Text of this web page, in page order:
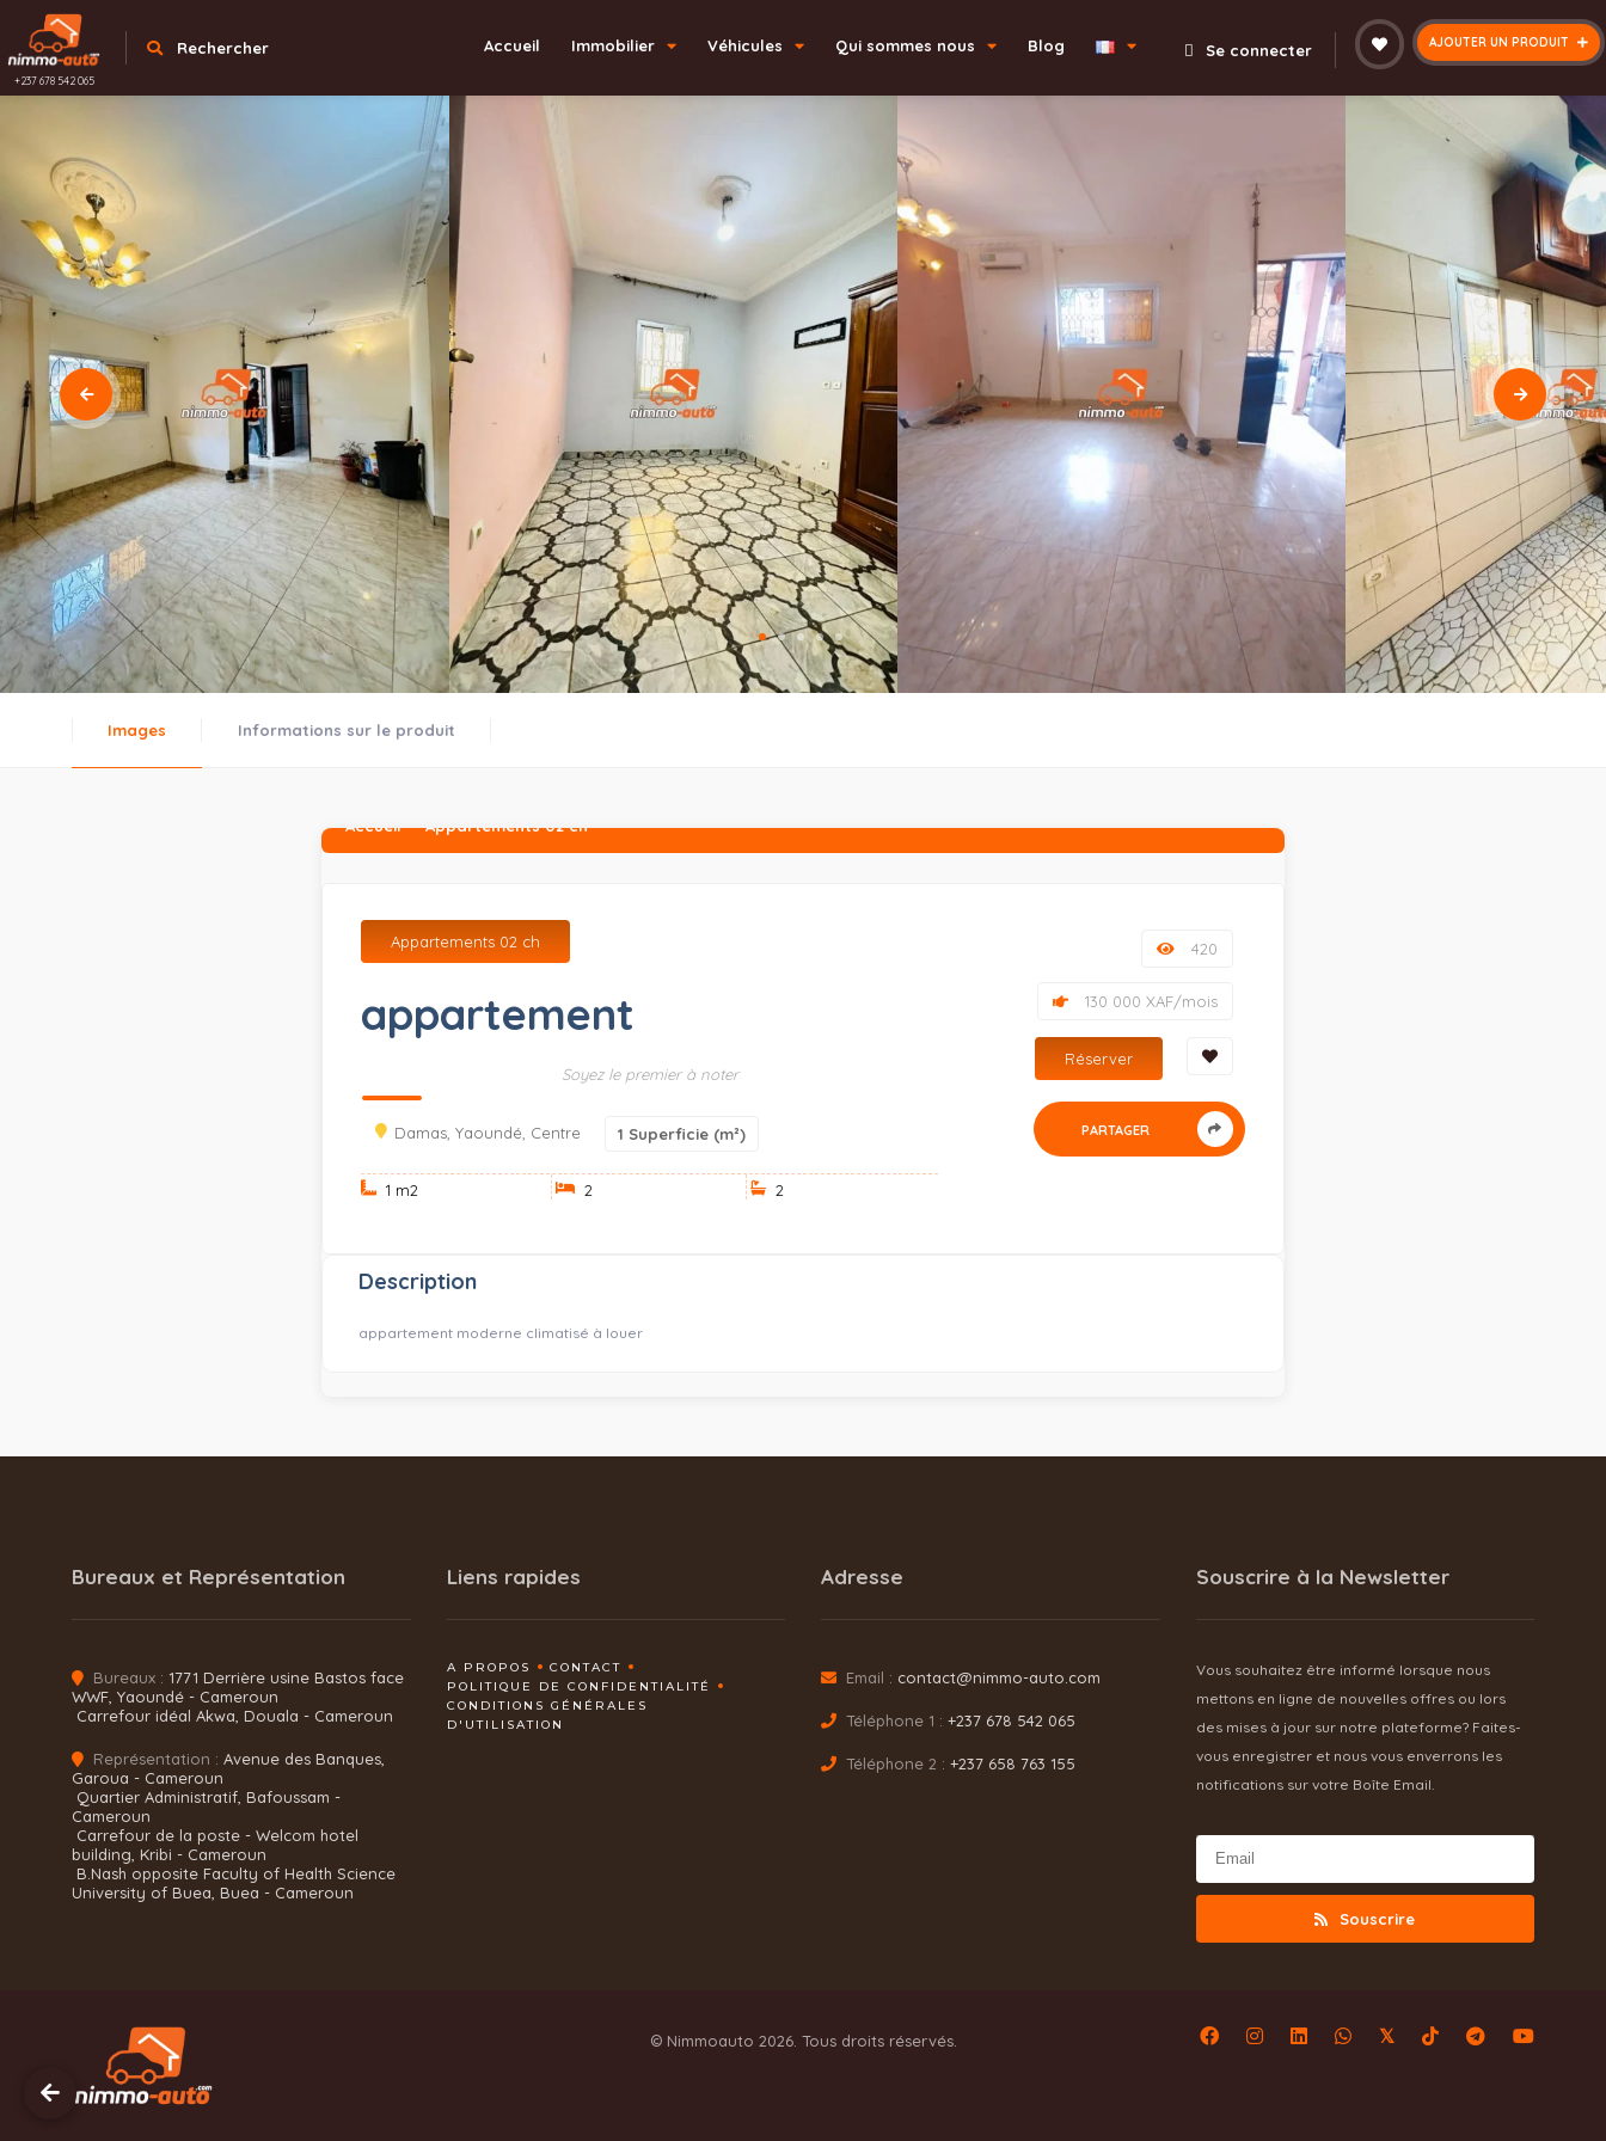
+237 678 542 065
Rechercher AJOUTER UN PRODUIT
Se connecter
Accueil Immobilier Véhicules Qui sommes nous Blog
Images Informations sur le produit
Accueil Appartements 02 ch
Appartements 02 ch
appartement
Soyez le premier à noter
Damas, Yaoundé, Centre 1 Superficie (m²)
1 m2 2 2
420
130 000 XAF/mois
Réserver
PARTAGER
Description
appartement moderne climatisé à louer
Bureaux et Représentation
Bureaux : 1771 Derrière usine Bastos face
WWF, Yaoundé - Cameroun
Carrefour idéal Akwa, Douala - Cameroun
Représentation : Avenue des Banques,
Garoua - Cameroun
Quartier Administratif, Bafoussam -
Cameroun
Carrefour de la poste - Welcom hotel
building, Kribi - Cameroun
B.Nash opposite Faculty of Health Science
University of Buea, Buea - Cameroun
Liens rapides
A PROPOS
CONTACT
POLITIQUE DE CONFIDENTIALITÉ
CONDITIONS GÉNÉRALES
D'UTILISATION
Adresse
Email : contact@nimmo-auto.com
Téléphone 1 : +237 678 542 065
Téléphone 2 : +237 658 763 155
Souscrire à la Newsletter
Vous souhaitez être informé lorsque nous
mettons en ligne de nouvelles offres ou lors
des mises à jour sur notre plateforme? Faites-
vous enregistrer et nous vous enverrons les
notifications sur votre Boîte Email.
Souscrire
© Nimmoauto 2026. Tous droits réservés. 𝕏